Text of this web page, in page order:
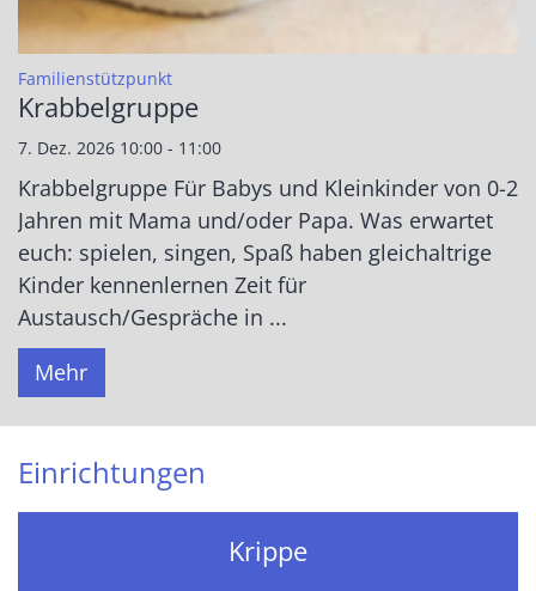
Familienstützpunkt:
Krabbelgruppe
7. Dez. 2026 10:00 - 11:00
Krabbelgruppe Für Babys und Kleinkinder von 0-2
Jahren mit Mama und/oder Papa. Was erwartet
euch: spielen, singen, Spaß haben gleichaltrige
Kinder kennenlernen Zeit für
Austausch/Gespräche in ...
Mehr
Einrichtungen
Krippe